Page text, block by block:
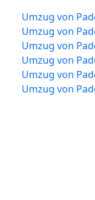
Umzug von
Umzug von
Umzug von
Umzug von
Umzug von
Umzug von